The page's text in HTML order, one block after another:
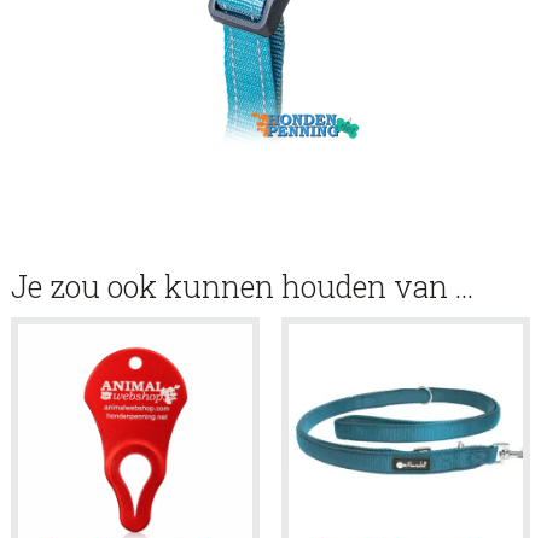
Je zou ook kunnen houden van …